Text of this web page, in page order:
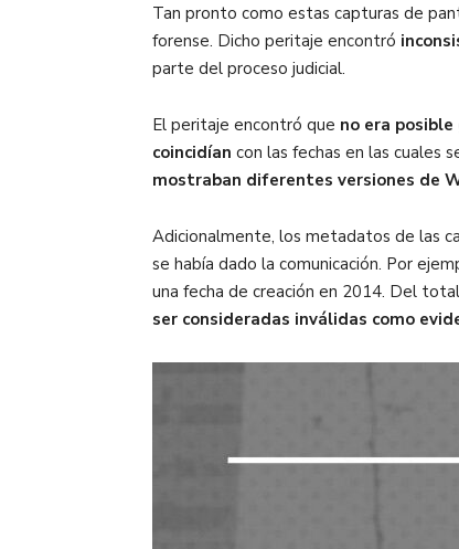
Tan pronto como estas capturas de
forense. Dicho peritaje encontró
parte del proceso judicial.
El peritaje encontró que no era
coincidían con las fechas en las cuales
mostraban diferentes versiones de
Adicionalmente, los metadatos de las
se había dado la comunicación. Por
una fecha de creación en 2014. Del
ser consideradas inválidas como